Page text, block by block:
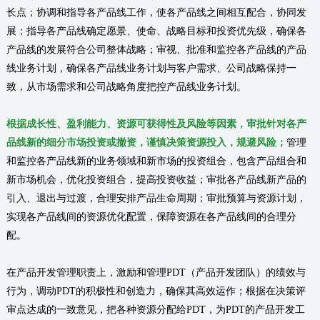
长点；协调和指导各产品线工作，使各产品线之间相互配合，协同发
展；指导各产品线确定愿景、使命、战略目标和投资优先级，确保各
产品线的发展符合公司整体战略；审视、批准和监控各产品线的产品
线业务计划，确保各产品线业务计划与客户需求、公司战略保持一
致，从市场需求和公司战略角度把控产品线业务计划。
根据成长性、盈利能力、资源可获得性及风险等因素，审批针对各产
品线新的细分市场投资或撤资，谨慎决策资源投入，规避风险； 管理
和监控各产品线新的业务领域和新市场的投资组合，包含产品组合和
新市场机会，优化投资组合，提高投资收益；审批各产品线新产品的
引入、退出与过渡，合理安排产品生命周期；审批预算与资源计划，
实现各产品线间的资源优化配置，保障资源在各产品线间的合理分
配。
在产品开发管理职责上，激励和管理PDT（产品开发团队）的绩效与
行为，调动PDT的积极性和创造力，确保其高效运作；根据在决策评
审点达成的一致意见，把各种资源分配给PDT，为PDT的产品开发工